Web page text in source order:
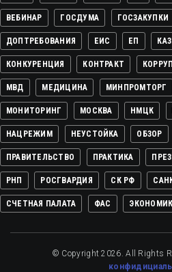
ВЕБИНАР ГОСДУМА ГОСЗАКУПКИ
ДОПТРЕБОВАНИЯ ЕИС ЕП
КОНКУРЕНЦИЯ КОНТРАКТ
МВД МЕДИЦИНА МИНПРОМТОРГ
МОНИТОРИНГ МОСКВА НМЦК
НАЦРЕЖИМ НЕУСТОЙКА ОБЗОР
ПРАВИТЕЛЬСТВО ПРАКТИКА
РНП РОСГВАРДИЯ СК РФ
СЧЕТНАЯ ПАЛАТА ФАС
© Copyright 2026. All Rights